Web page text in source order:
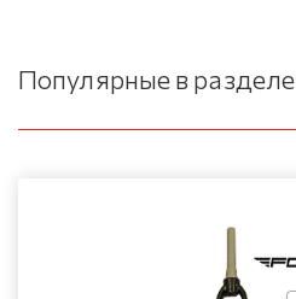
Популярные в разделе